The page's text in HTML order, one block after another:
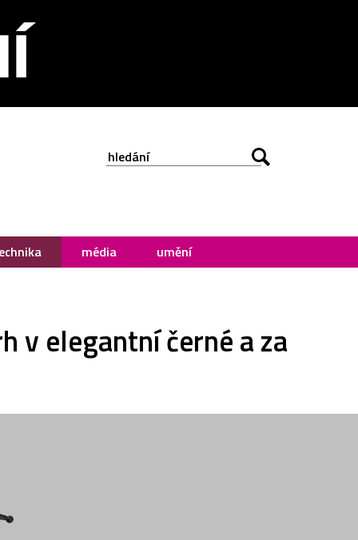
média umění
v elegantní černé a za